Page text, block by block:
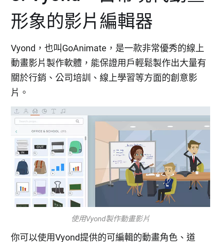
形象的影片編輯器
Vyond，也叫GoAnimate，是一款非常優秀的線上
動畫影片製作軟體，能保證用戶輕鬆製作出大量有
關於行銷、公司培訓、線上學習等方面的創意影
片。
使用Vyond製作動畫影片
你可以使用Vyond提供的可編輯的動畫角色、道